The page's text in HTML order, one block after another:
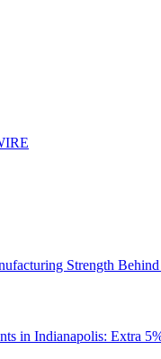
Strength
in Indianapolis: Extra